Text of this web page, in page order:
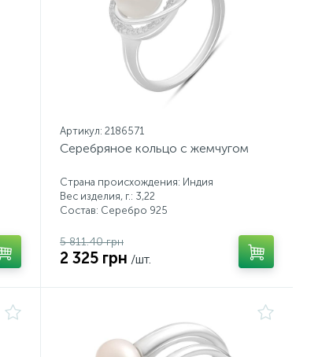
Артикул: 2186571
Серебряное кольцо с жемчугом
Страна происхождения: Индия
Вес изделия, г.: 3,22
Состав: Серебро 925
5 811.40 грн
2 325 грн /шт.